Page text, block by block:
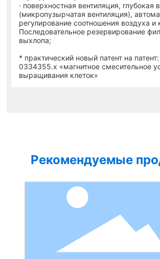
· поверхностная вентиляция, глубокая
(микропузырчатая вентиляция),
регулирование соотношения воздуха и
Последовательное резервирование
выхлопа;
* практический новый патент на
0334355.x «магнитное смесительное
выращивания клеток»
Рекомендуемые